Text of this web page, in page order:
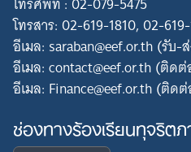
โทรสาร: 02-619-1810, 02-
อีเมล: saraban@eef.or.th (รับ-
อีเมล: contact@eef.or.th (ติด
อีเมล: Finance@eef.or.th (ติด
ช่องทางร้องเรียนทุจริตภ